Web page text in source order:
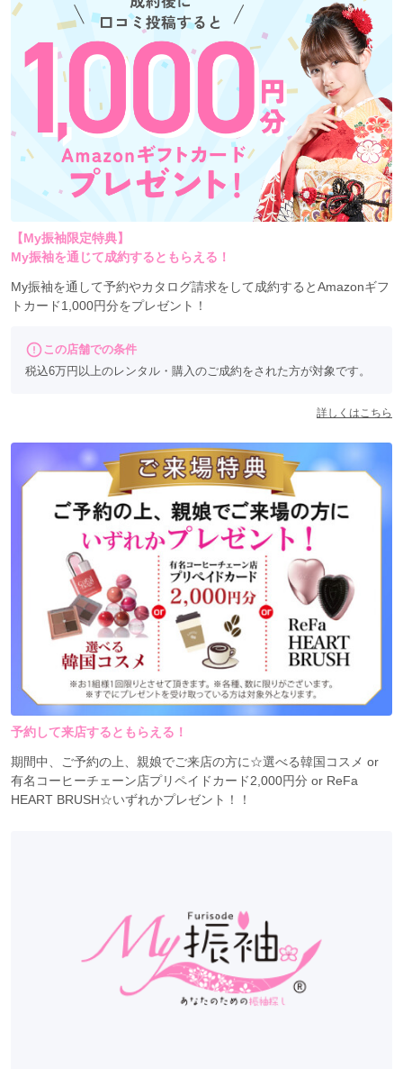
お値引きにて対応させて頂く場合もございます。
【My振袖限定特典】
My振袖を通じて成約するともらえる！
My振袖を通して予約やカタログ請求をして成約するとAmazonギフ
トカード1,000円分をプレゼント！
この店舗での条件
税込6万円以上のレンタル・購入のご成約をされた方が対象です。
詳しくはこちら
予約して来店するともらえる！
期間中、ご予約の上、親娘でご来店の方に☆選べる韓国コスメ or
有名コーヒーチェーン店プリペイドカード2,000円分 or ReFa
HEART BRUSH☆いずれかプレゼント！！